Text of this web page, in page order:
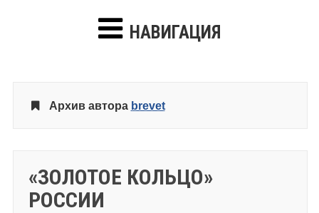
НАВИГАЦИЯ
Архив автора brevet
«ЗОЛОТОЕ КОЛЬЦО»
РОССИИ